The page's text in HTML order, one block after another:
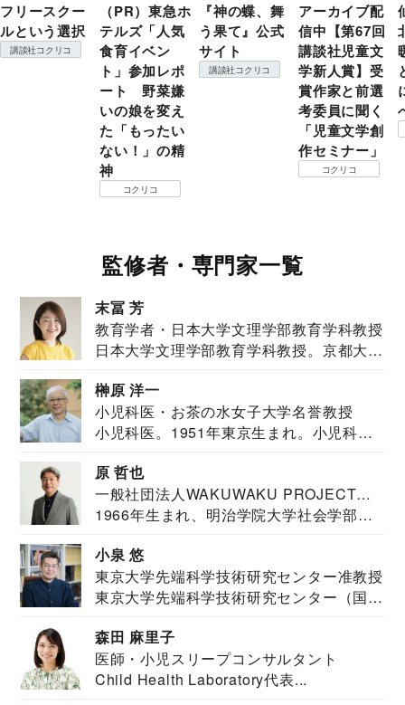
フリースクー
ルという選択
講談社コクリコ
（PR）東急ホ
テルズ「人気
食育イベン
ト」参加レポ
ート 野菜嫌
いの娘を変え
た「もったい
ない！」の精
神
コクリコ
『神の蝶、舞
う果て』公式
サイト
講談社コクリコ
アーカイブ配
信中【第67回
講談社児童文
学新人賞】受
賞作家と前選
考委員に聞く
「児童文学創
作セミナー」
コクリコ
監修者・専門家一覧
末冨 芳
教育学者・日本大学文理学部教育学科教授
日本大学文理学部教育学科教授。京都大学
榊原 洋一
小児科医・お茶の水女子大学名誉教授
小児科医。1951年東京生まれ。小児科
原 哲也
一般社団法人WAKUWAKU PROJECT
JAPAN代表・言語聴覚士・社会福祉士
1966年生まれ、明治学院大学社会学部福
小泉 悠
東京大学先端科学技術研究センター准教授
東京大学先端科学技術研究センター（国際
森田 麻里子
医師・小児スリープコンサルタント
Child Health Laboratory代表...